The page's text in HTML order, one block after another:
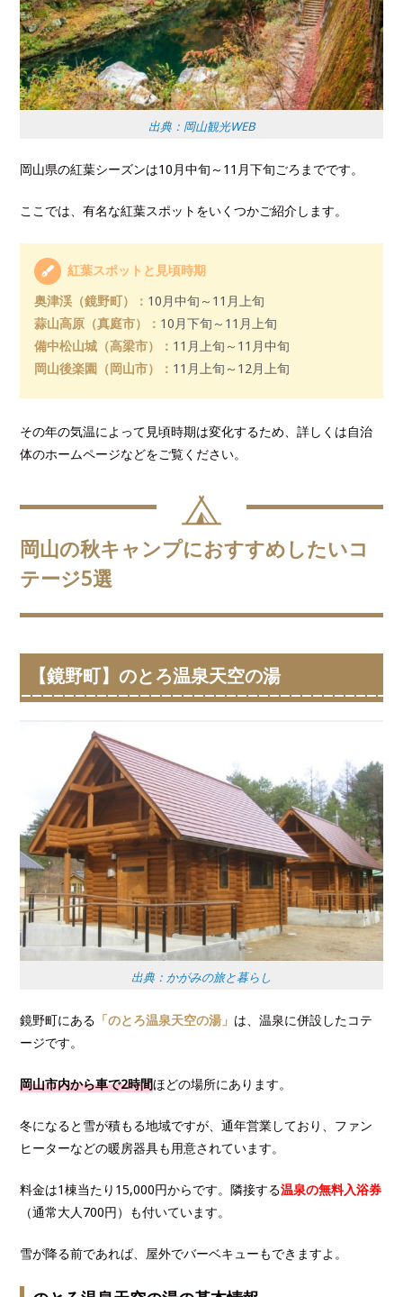
出典：岡山観光WEB
岡山県の紅葉シーズンは10月中旬～11月下旬ごろまでです。
ここでは、有名な紅葉スポットをいくつかご紹介します。
紅葉スポットと見頃時期
奥津渓（鏡野町）： 10月中旬～11月上旬
蒜山高原（真庭市）： 10月下旬～11月上旬
備中松山城（高梁市）： 11月上旬～11月中旬
岡山後楽園（岡山市）： 11月上旬～12月上旬
その年の気温によって見頃時期は変化するため、詳しくは自治
体のホームページなどをご覧ください。
岡山の秋キャンプにおすすめしたいコ
テージ5選
【鏡野町】のとろ温泉天空の湯
出典：かがみの旅と暮らし
鏡野町にある 「のとろ温泉天空の湯」 は、温泉に併設したコテ
ージです。
岡山市内から車で2時間ほどの場所にあります。
冬になると雪が積もる地域ですが、通年営業しており、ファン
ヒーターなどの暖房器具も用意されています。
料金は1棟当たり15,000円からです。隣接する温泉の無料入浴券
（通常大人700円）も付いています。
雪が降る前であれば、屋外でバーベキューもできますよ。